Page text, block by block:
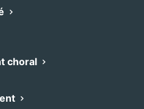
choralma sœur